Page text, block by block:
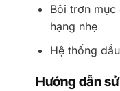
Bôi trơn
hạng nhẹ
Hệ thống
Hướng dẫn